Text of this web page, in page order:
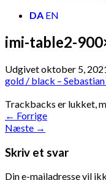
DA EN
imi-table2-
Udgivetoktober 5,
gold / black –
Trackbacks er lukket,
← Forrige
Næste →
Skriv et svar
Din e-mailadresse vil